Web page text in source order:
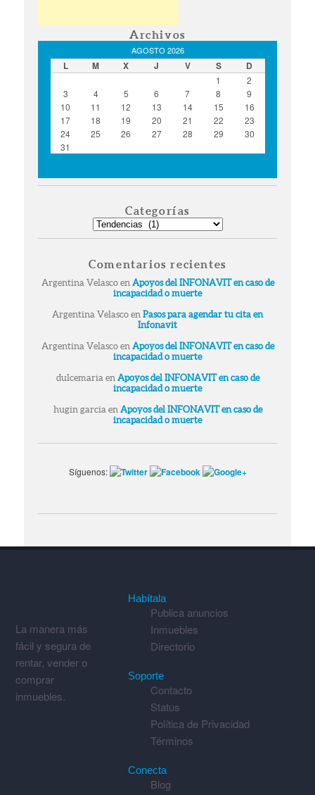
Archivos
AGOSTO 2026
L M X J V S D
1
2
3
4 5 6 7 8
9
10
11 12 13 14 15
16
17
18 19 20 21 22
23
24
25 26 27 28 29
30
31
Categorías
Categorías
Comentarios recientes
Argentina Velascoen Apoyos del INFONAVIT en caso de
incapacidad o muerte
Argentina Velasco en Pasos para agendar tu cita en
Infonavit
Argentina Velascoen Apoyos del INFONAVIT en caso de
incapacidad o muerte
dulcemaria en Apoyos del INFONAVIT en caso de
incapacidad o muerte
hugin garcia en Apoyos del INFONAVIT en caso de
incapacidad o muerte
Síguenos:
La manera más
fácil y segura de
rentar, vender o
comprar
inmuebles.
Habítala
Publica anuncios
Inmuebles
Directorio
Soporte
Contacto
Status
Política de Privacidad
Términos
Conecta
Blog